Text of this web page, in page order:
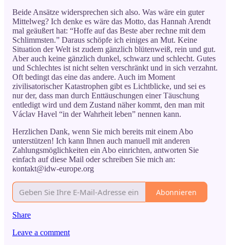
Beide Ansätze widersprechen sich also. Was wäre ein guter
Mittelweg? Ich denke es wäre das Motto, das Hannah Arendt
mal geäußert hat: “Hoffe auf das Beste aber rechne mit dem
Schlimmsten.” Daraus schöpfe ich einiges an Mut. Keine
Situation der Welt ist zudem gänzlich blütenweiß, rein und gut.
Aber auch keine gänzlich dunkel, schwarz und schlecht. Gutes
und Schlechtes ist nicht selten verschränkt und in sich verzahnt.
Oft bedingt das eine das andere. Auch im Moment
zivilisatorischer Katastrophen gibt es Lichtblicke, und sei es
nur der, dass man durch Enttäuschungen einer Täuschung
entledigt wird und dem Zustand näher kommt, den man mit
Václav Havel “in der Wahrheit leben” nennen kann.
Herzlichen Dank, wenn Sie mich bereits mit einem Abo
unterstützen! Ich kann Ihnen auch manuell mit anderen
Zahlungsmöglichkeiten ein Abo einrichten, antworten Sie
einfach auf diese Mail oder schreiben Sie mich an:
kontakt@idw-europe.org
Abonnieren
Share
Leave a comment